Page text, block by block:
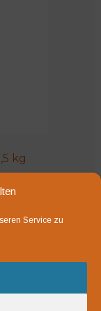
Service zu
kg
N-P-K 6-3-7